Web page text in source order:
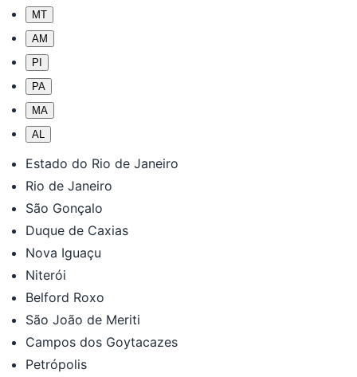
MT
AM
PI
PA
MA
AL
Estado do Rio de Janeiro
Rio de Janeiro
São Gonçalo
Duque de Caxias
Nova Iguaçu
Niterói
Belford Roxo
São João de Meriti
Campos dos Goytacazes
Petrópolis